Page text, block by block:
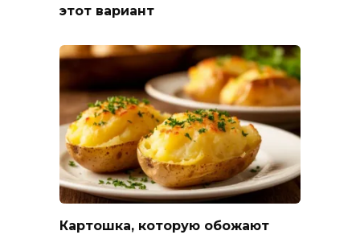
этот вариант
Картошка, которую обожают